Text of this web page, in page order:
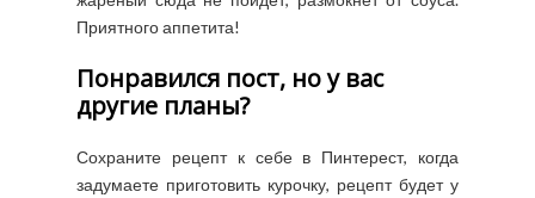
Приятного аппетита!
Понравился пост, но у вас
другие планы?
Сохраните рецепт к себе в Пинтерест, когда
задумаете приготовить курочку, рецепт будет у